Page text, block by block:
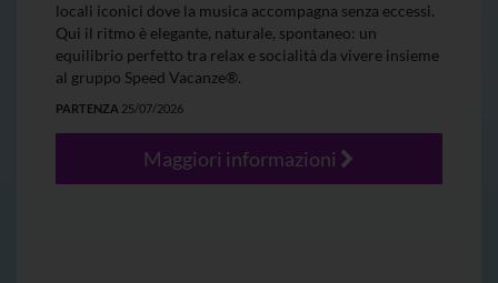
locali iconici dove la musica accompagna senza eccessi.
Qui il ritmo è elegante, naturale, spontaneo: un
equilibrio perfetto tra relax e socialità da vivere insieme
al gruppo Speed Vacanze®.
PARTENZA 25/07/2026
Maggiori informazioni